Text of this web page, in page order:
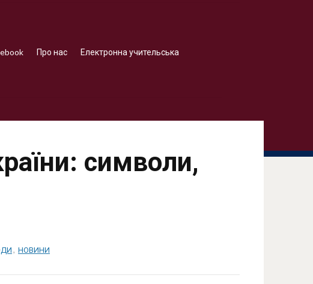
Про нас Електронна учительська
символи,
, НОВИНИ